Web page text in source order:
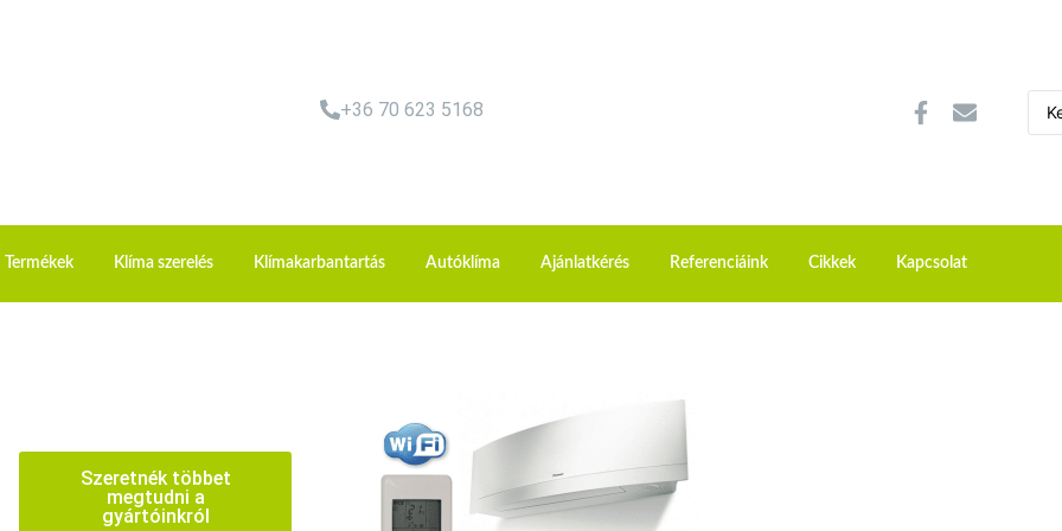
+36 70 623 5168
Termékek Klíma szerelés Klímakarbantartás Autóklíma Ajánlatkérés Referenciáink Cikkek Kapcsolat
Szeretnék többet
megtudni a
gyártóinkról